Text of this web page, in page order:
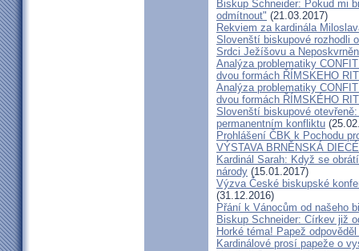
Biskup Schneider: Pokud mi
odmítnout" (21.03.2017)
Rekviem za kardinála
Slovenští biskupové rozhodli
Srdci Ježíšovu a
Analýza problematiky
dvou formách ŘÍMSKEHO
Analýza problematiky
dvou formách ŘÍMSKÉHO
Slovenští biskupové
permanentním konfliktu
Prohlášení ČBK k Pochodu
VÝSTAVA BRNĚNSKÁ
Kardinál Sarah: Když se
národy (15.01.2017)
Výzva České biskupské
(31.12.2016)
Přání k Vánocům od našeho
Biskup Schneider: Církev již
Horké téma! Papež
Kardinálové prosí papeže o